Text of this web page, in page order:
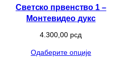
Светско првенство 1 –
Монтевидео дукс
4.300,00 рсд
Одаберите опције